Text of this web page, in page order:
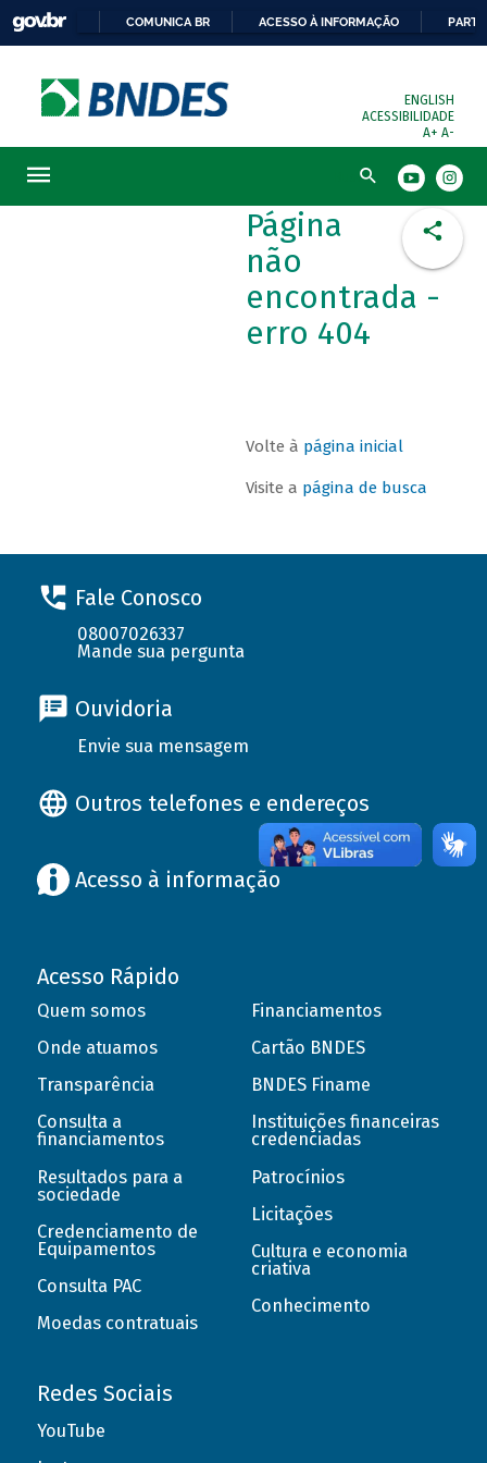
COMUNICA BR ACESSO À INFORMAÇÃO
ENGLISH
ACESSIBILIDADE
A+ A-
Busca
Página
não
encontrada -
erro 404
Volte à página inicial
Visite a página de busca
Fale Conosco
08007026337
Mande sua pergunta
Ouvidoria
Envie sua mensagem
Outros telefones e endereços
Acesso à informação
Acesso Rápido
Quem somos
Onde atuamos
Transparência
Consulta a
financiamentos
Resultados para a
sociedade
Credenciamento de
Equipamentos
Consulta PAC
Moedas contratuais
Financiamentos
Cartão BNDES
BNDES Finame
Instituições financeiras
credenciadas
Patrocínios
Licitações
Cultura e economia
criativa
Conhecimento
Redes Sociais
YouTube